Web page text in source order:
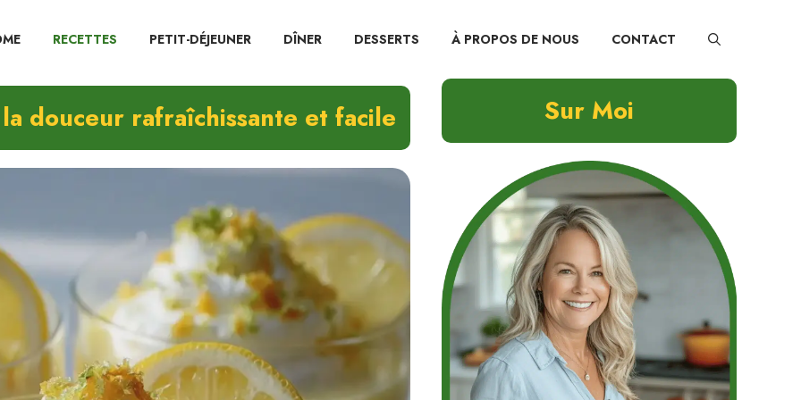
RECETTES PETIT-DÉJEUNER DÎNER DESSERTS À PROPOS DE NOUS CONTACT
douceur rafraîchissante et facile Sur Moi